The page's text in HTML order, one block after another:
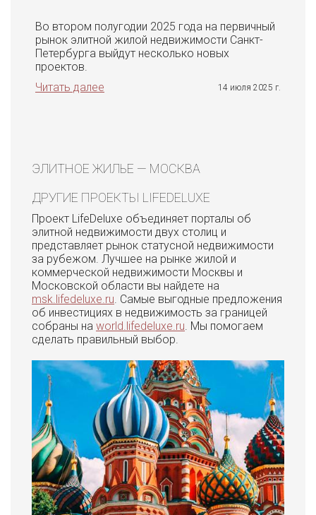
Во втором полугодии 2025 года на первичный
рынок элитной жилой недвижимости Санкт-
Петербурга выйдут несколько новых
проектов.
Читать далее
14 июля 2025 г.
ЭЛИТНОЕ ЖИЛЬЕ — МОСКВА
ДРУГИЕ ПРОЕКТЫ LIFEDELUXE
Проект LifeDeluxe объединяет порталы об
элитной недвижимости двух столиц и
представляет рынок статусной недвижимости
за рубежом. Лучшее на рынке жилой и
коммерческой недвижимости Москвы и
Московской области вы найдете на
msk.lifedeluxe.ru. Самые выгодные предложения
об инвестициях в недвижимость за границей
собраны на world.lifedeluxe.ru. Мы помогаем
сделать правильный выбор.